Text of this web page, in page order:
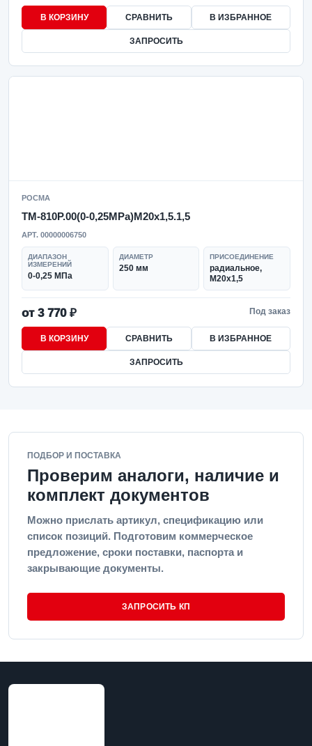
В КОРЗИНУ СРАВНИТЬ В ИЗБРАННОЕ
ЗАПРОСИТЬ
РОСМА
ТМ-810Р.00(0-0,25MPa)M20x1,5.1,5
АРТ. 00000006750
ДИАПАЗОН
ИЗМЕРЕНИЙ
0-0,25 МПа
ДИАМЕТР
250 мм
ПРИСОЕДИНЕНИЕ
радиальное,
M20x1,5
от 3 770 ₽ Под заказ
В КОРЗИНУ СРАВНИТЬ В ИЗБРАННОЕ
ЗАПРОСИТЬ
ПОДБОР И ПОСТАВКА
Проверим аналоги, наличие и
комплект документов
Можно прислать артикул, спецификацию или
список позиций. Подготовим коммерческое
предложение, сроки поставки, паспорта и
закрывающие документы.
ЗАПРОСИТЬ КП